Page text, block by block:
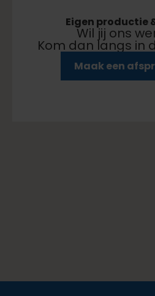
Eigen productie
Wil jij ons
Kom dan langs in
Maak een